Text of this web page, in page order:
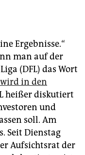
Ergebnisse.“
man auf der
(DFL) das Wort
in den
heißer diskutiert
und
soll. Am
Seit Dienstag
Aufsichtsrat der